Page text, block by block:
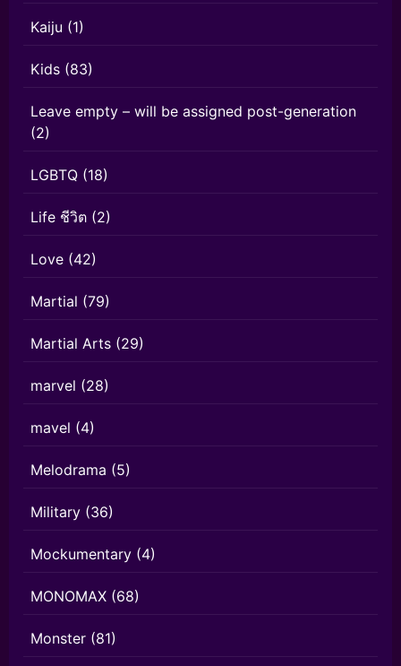
Kaiju (1)
Kids (83)
Leave empty – will be assigned post-generation
(2)
LGBTQ (18)
Life ชีวิต (2)
Love (42)
Martial (79)
Martial Arts (29)
marvel (28)
mavel (4)
Melodrama (5)
Military (36)
Mockumentary (4)
MONOMAX (68)
Monster (81)